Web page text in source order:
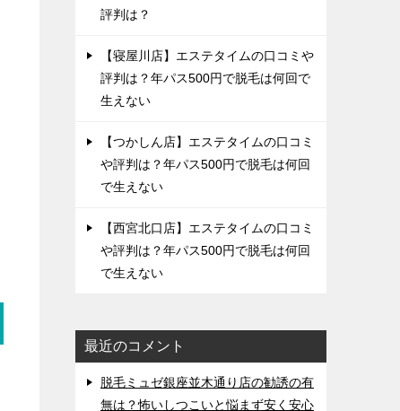
評判は？
【寝屋川店】エステタイムの口コミや
評判は？年パス500円で脱毛は何回で
生えない
【つかしん店】エステタイムの口コミ
や評判は？年パス500円で脱毛は何回
で生えない
【西宮北口店】エステタイムの口コミ
や評判は？年パス500円で脱毛は何回
で生えない
最近のコメント
脱毛ミュゼ銀座並木通り店の勧誘の有
無は？怖いしつこいと悩まず安く安心